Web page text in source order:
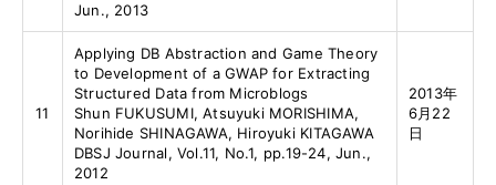
Jun., 2013
11
Applying DB Abstraction and Game Theory
to Development of a GWAP for Extracting
Structured Data from Microblogs
Shun FUKUSUMI, Atsuyuki MORISHIMA,
Norihide SHINAGAWA, Hiroyuki KITAGAWA
DBSJ Journal, Vol.11, No.1, pp.19-24, Jun.,
2012
2013年
6月22
日